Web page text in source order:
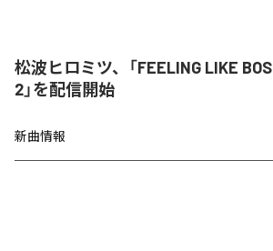
松波ヒロミツ、「FEELING LIKE
2」を配信開始
新曲情報